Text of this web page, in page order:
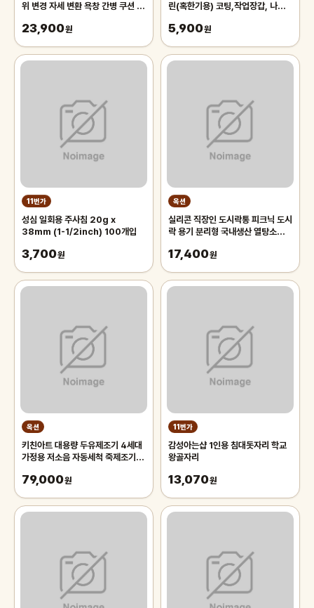
위 변경 자세 변환 욕창 간병 쿠션 전
23,900원
린(혹한기용) 코팅,작업장갑, 나이
5,900원
11번가
성심 일회용 주사침 20g x
38mm (1-1/2inch) 100개입
3,700원
옥션
실리콘 직장인 도시락통 피크닉 도시
락 용기 분리형 국내생산 열탕소독
17,400원
옥션
키친아트 대용량 두유제조기 4세대
가정용 저소음 자동세척 죽제조기 다
79,000원
11번가
감성아는샵 1인용 침대돗자리 학교
왕골자리
13,070원